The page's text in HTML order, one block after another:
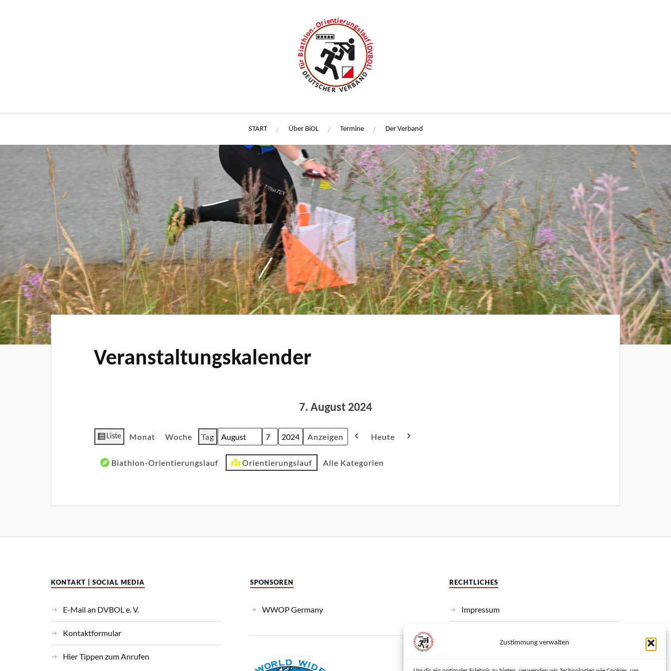
Zustimmung verwalten
START Über BiOL Termine Der Verband
Veranstaltungskalender
7. August 2024
Ansicht
Liste Monat Woche Tag
Monat
Tag
Jahr Zurück
Heute
Weiter
Veranstaltungskategorien
Biathlon-Orientierungslauf Orientierungslauf Alle Kategorien
KONTAKT | SOCIAL MEDIA
E-Mail an DVBOL e. V.
Kontaktformular
Hier Tippen zum Anrufen
SPONSOREN
WWOP Germany
RECHTLICHES
Impressum